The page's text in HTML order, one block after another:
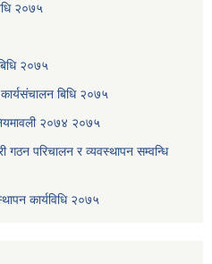
२०७५
२०७५
बिधि २०७५
२०७४ २०७५
गठन परिचालन र व्यवस्थापन सम्वन्धि
कार्यविधि २०७५